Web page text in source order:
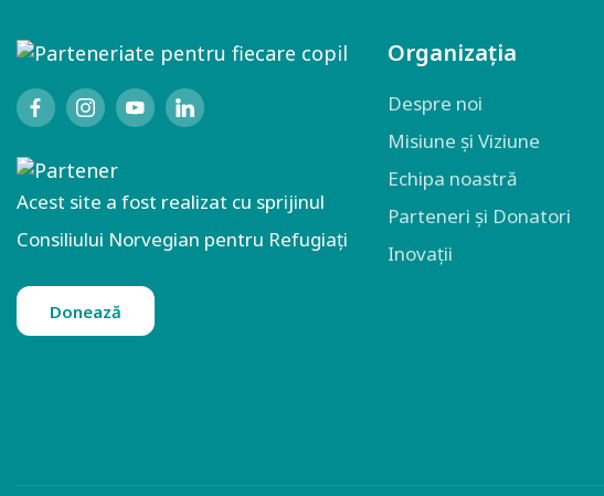
Acest site a fost realizat cu sprijinul
Consiliului Norvegian pentru Refugiați
Donează
Organizația
Despre noi
Misiune și Viziune
Echipa noastră
Parteneri și Donatori
Inovații